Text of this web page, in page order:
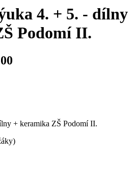
4. + 5. - dílny
Podomí II.
+ keramika ZŠ Podomí II.